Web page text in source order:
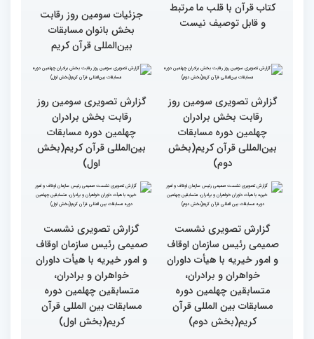
دوم)
گزارش تصویری حضور
پررنگ کودکان و نوجوانان در
چهلمین دوره مسابقات بین
المللی قرآن کریم(بخش
اول)
گزارش تصویری حضور
اصحاب رسانه درچهلمین
دوره مسابقات بین المللی
قران کریم (بخش دوم)
گزارش تصویری حضور
دوره مسابقات بین المللی
قران کریم (بخش اول)
قاری نیجریایی: نوجوانان
سرلوحه امور خود قرار دهند
کتاب قرآن با قلب ما مرتبط
و قابل توصیف نیست
جزئیات سومین روز رقابت
بخش بانوان مسابقات
بین‌المللی قرآن کریم